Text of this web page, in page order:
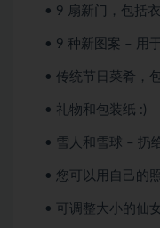
• 9 扇新门，包括
• 9 种新图案 – 用
• 传统节日菜肴，
• 礼物和包装纸 :)
• 雪人和雪球 – 扔
• 您可以用自己的
• 可调整大小的仙女